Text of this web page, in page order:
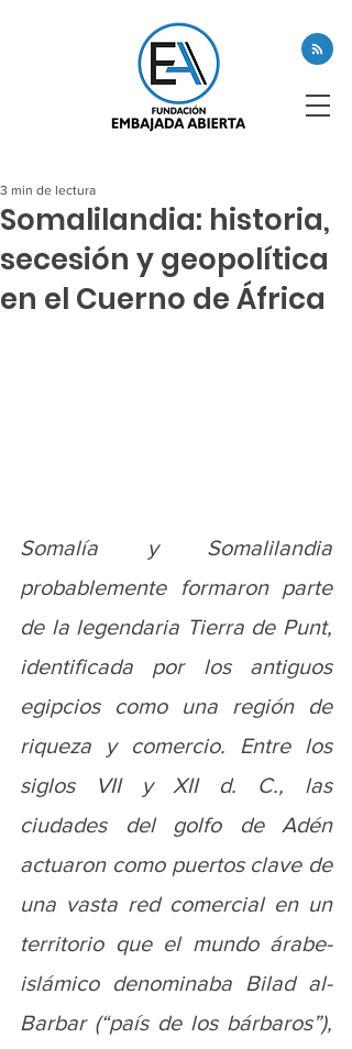
Somalilandia: historia,
secesión y geopolítica
en el Cuerno de África
3 min de lectura
Somalía y Somalilandia
probablemente formaron parte
de la legendaria Tierra de Punt,
identificada por los antiguos
egipcios como una región de
riqueza y comercio. Entre los
siglos VII y XII d. C., las
ciudades del golfo de Adén
actuaron como puertos clave de
una vasta red comercial en un
territorio que el mundo árabe-
islámico denominaba Bilad al-
Barbar (“país de los bárbaros”),